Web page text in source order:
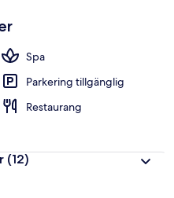
Spa
Parkering tillgänglig
Restaurang
(12)